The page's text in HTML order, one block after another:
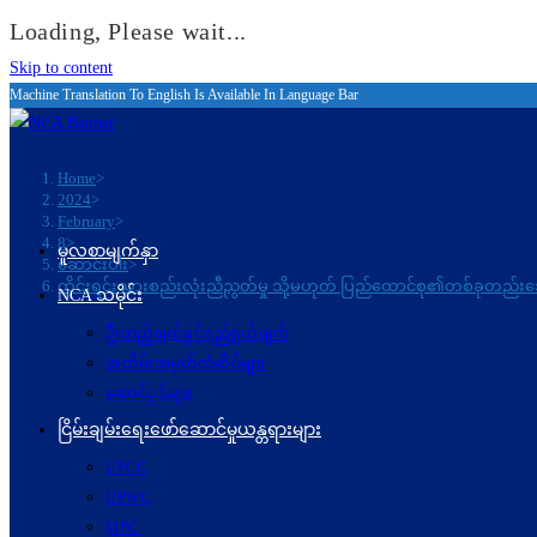
Loading, Please wait...
Skip to content
Machine Translation To English Is Available In Language Bar
Home>
2024>
February>
8>
ဆောင်းပါး>
တိုင်းရင်းသားစည်းလုံးညီညွတ်မှု သို့မဟုတ် ပြည်ထောင်စု၏တစ်ခုတည်းသ
မူလစာမျက်နှာ
NCA သမိုင်း
ဦးတည်ချက်နှင့်ရည်ရွယ်ချက်
အထိမ်းအမှတ်တံဆိပ်များ
ဆောင်ပုဒ်များ
ငြိမ်းချမ်းရေးဖော်‌ဆောင်မှုယန္တရားများ
UPCC
UPWC
MPC